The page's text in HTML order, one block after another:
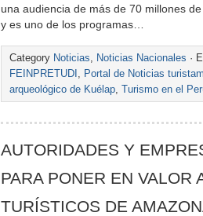
una audiencia de más de 70 millones
y es uno de los programas…
Category Noticias, Noticias Nacionales ·
FEINPRETUDI , Portal de Noticias
arqueológico de Kuélap, Turismo en el
AUTORIDADES Y
PARA PONER EN VALOR
TURÍSTICOS DE